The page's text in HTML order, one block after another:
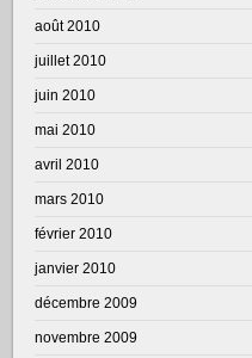
août 2010
juillet 2010
juin 2010
mai 2010
avril 2010
mars 2010
février 2010
janvier 2010
décembre 2009
novembre 2009